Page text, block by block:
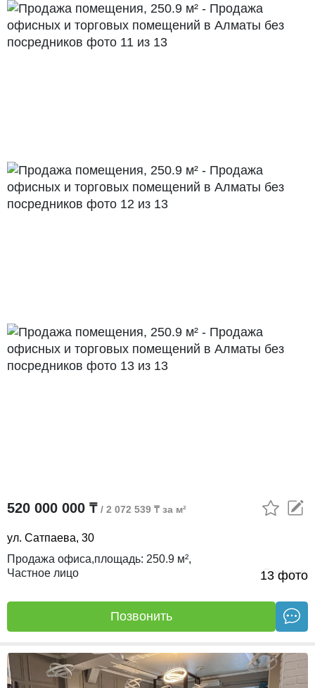
13 фото
520 000 000 ₸ / 2 072 539 ₸ за м²
ул. Сатпаева, 30
Продажа офиса,площадь: 250.9 м²,
Частное лицо
Сегодня
Позвонить